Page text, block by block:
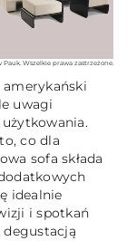
Wszelkie prawa zastrzeżone.
amerykański
uwagi
co dla
sofa składa
idealnie
i spotkań
degustacją